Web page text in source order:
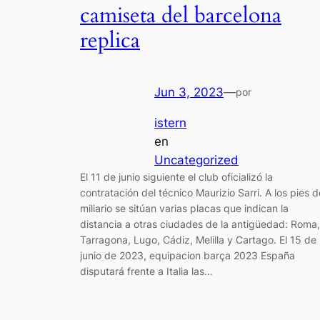
camiseta del barcelona
replica
Jun 3, 2023—por
istern
en
Uncategorized
El 11 de junio siguiente el club oficializó la
contratación del técnico Maurizio Sarri. A los pies
miliario se sitúan varias placas que indican la
distancia a otras ciudades de la antigüedad: Roma,
Tarragona, Lugo, Cádiz, Melilla y Cartago. El 15 de
junio de 2023, equipacion barça 2023 España
disputará frente a Italia las…